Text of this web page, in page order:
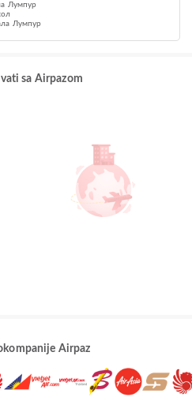
Лумпур
Лумпур
sa Airpazom
Airpaz